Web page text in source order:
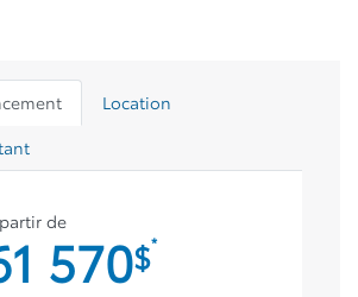
Location
de
570$*